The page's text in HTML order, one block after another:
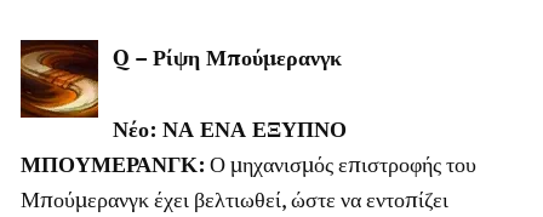
Q – Ρίψη Μπούμερανγκ
Νέο: ΝΑ ΕΝΑ ΕΞΥΠΝΟ
ΜΠΟΥΜΕΡΑΝΓΚ: Ο μηχανισμός επιστροφής του
Μπούμερανγκ έχει βελτιωθεί, ώστε να εντοπίζει